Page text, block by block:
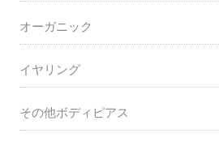
オーガニック
イヤリング
その他ボディピアス